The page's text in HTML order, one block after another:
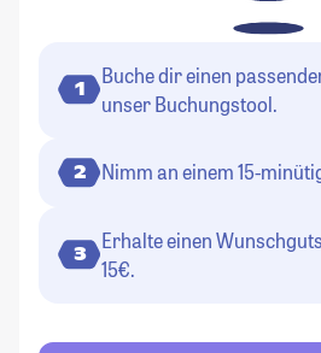
1
Buche dir einen
unser Buchungstool.
2 Nimm an einem 15-
3
Erhalte einen
15€.